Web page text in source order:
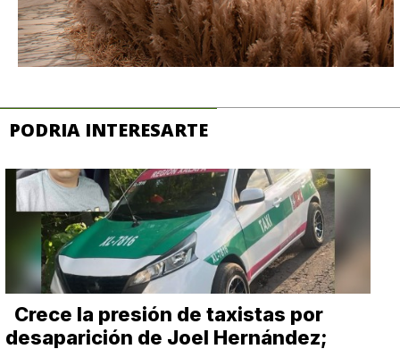
PODRIA INTERESARTE
Crece la presión de taxistas por
desaparición de Joel Hernández;